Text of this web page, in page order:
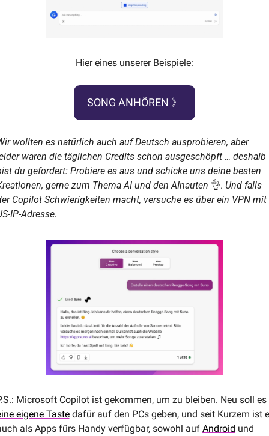
Hier eines unserer Beispiele:
SONG ANHÖREN 》
wollten es natürlich auch auf Deutsch ausprobieren, aber
waren die täglichen Credits schon ausgeschöpft … deshalb
du gefordert: Probiere es aus und schicke uns deine besten
gerne zum Thema AI und den AInauten 👌. Und falls
Copilot Schwierigkeiten macht, versuche es über ein VPN mit
IP-Adresse.
P.S.: Microsoft Copilot ist gekommen, um zu bleiben. Neu soll es
eigene Taste dafür auf den PCs geben, und seit Kurzem ist
als Apps fürs Handy verfügbar, sowohl auf Android